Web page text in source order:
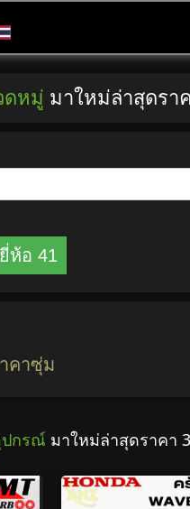
ดหมู่ มาใหม่ล่าสุดรา
ห้อ 41
คาซุ่ม
กรณ์ มาใหม่ล่าสุดราคา